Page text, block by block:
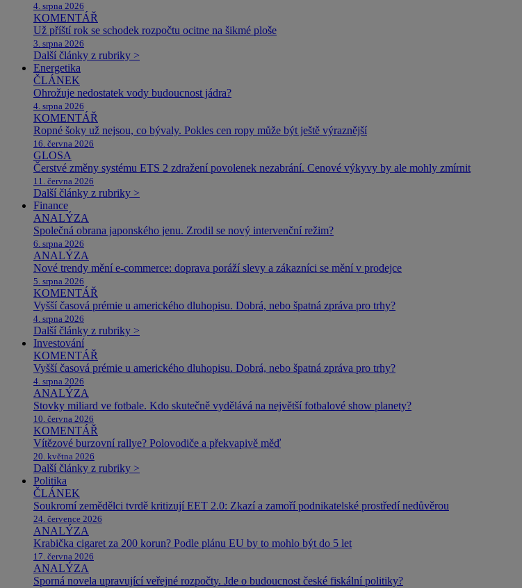
4. srpna 2026
KOMENTÁŘ
Už příští rok se schodek rozpočtu ocitne na šikmé ploše
3. srpna 2026
Další články z rubriky >
Energetika
ČLÁNEK
Ohrožuje nedostatek vody budoucnost jádra?
4. srpna 2026
KOMENTÁŘ
Ropné šoky už nejsou, co bývaly. Pokles cen ropy může být ještě výraznější
16. června 2026
GLOSA
Čerstvé změny systému ETS 2 zdražení povolenek nezabrání. Cenové výkyvy by ale mohly zmírnit
11. června 2026
Další články z rubriky >
Finance
ANALÝZA
Společná obrana japonského jenu. Zrodil se nový intervenční režim?
6. srpna 2026
ANALÝZA
Nové trendy mění e-commerce: doprava poráží slevy a zákazníci se mění v prodejce
5. srpna 2026
KOMENTÁŘ
Vyšší časová prémie u amerického dluhopisu. Dobrá, nebo špatná zpráva pro trhy?
4. srpna 2026
Další články z rubriky >
Investování
KOMENTÁŘ
Vyšší časová prémie u amerického dluhopisu. Dobrá, nebo špatná zpráva pro trhy?
4. srpna 2026
ANALÝZA
Stovky miliard ve fotbale. Kdo skutečně vydělává na největší fotbalové show planety?
10. června 2026
KOMENTÁŘ
Vítězové burzovní rallye? Polovodiče a překvapivě měď
20. května 2026
Další články z rubriky >
Politika
ČLÁNEK
Soukromí zemědělci tvrdě kritizují EET 2.0: Zkazí a zamoří podnikatelské prostředí nedůvěrou
24. července 2026
ANALÝZA
Krabička cigaret za 200 korun? Podle plánu EU by to mohlo být do 5 let
17. června 2026
ANALÝZA
Sporná novela upravující veřejné rozpočty. Jde o budoucnost české fiskální politiky?